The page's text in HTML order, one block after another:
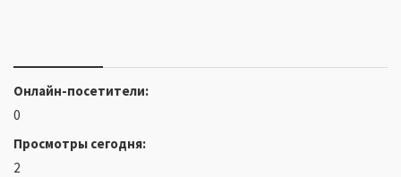
Онлайн-посетители:
0
Просмотры сегодня:
2